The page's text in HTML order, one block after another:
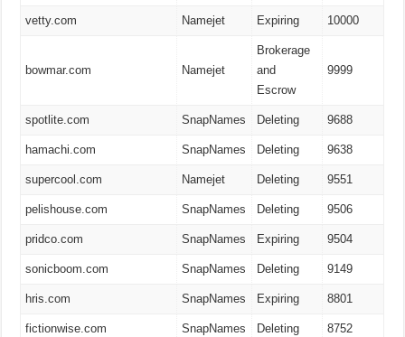
vetty.com Namejet Expiring 10000
bowmar.com Namejet
Brokerage
and
Escrow
9999
spotlite.com SnapNames Deleting 9688
hamachi.com SnapNames Deleting 9638
supercool.com Namejet Deleting 9551
pelishouse.com SnapNames Deleting 9506
pridco.com SnapNames Expiring 9504
sonicboom.com SnapNames Deleting 9149
hris.com SnapNames Expiring 8801
fictionwise.com SnapNames Deleting 8752